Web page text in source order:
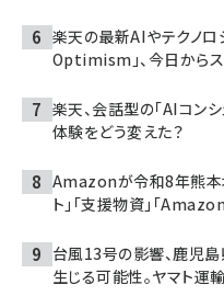
楽天の最新AIやテクノ
Optimism」、今日からス
楽天、会話型の「AIコン
体験をどう変えた？
Amazonが令和8年熊本
ト」「支援物資」「
台風13号の影響、鹿児
生じる可能性。ヤマト運